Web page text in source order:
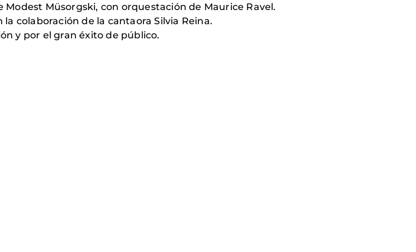
Müsorgski, con orquestación de Maurice Ravel.
colaboración de la cantaora Silvia Reina.
y por el gran éxito de público.